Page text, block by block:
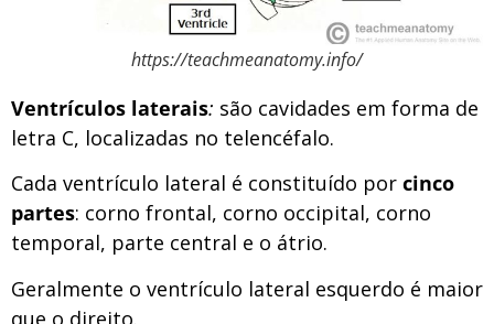
https://teachmeanatomy.info/
Ventrículos laterais: são cavidades em forma de
letra C, localizadas no telencéfalo.
Cada ventrículo lateral é constituído por cinco
partes: corno frontal, corno occipital, corno
temporal, parte central e o átrio.
Geralmente o ventrículo lateral esquerdo é maior
que o direito.